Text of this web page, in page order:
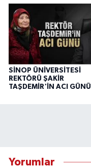
SİNOP ÜNİVERSİTESİ
REKTÖRÜ ŞAKİR
TAŞDEMİR'İN ACI GÜNÜ
Yorumlar